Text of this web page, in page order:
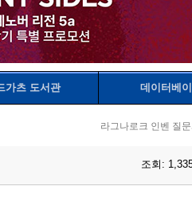
가츠 도서관 데이터베
라그나로크 인벤 질
조회: